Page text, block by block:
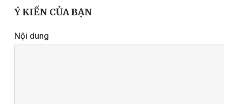
Ý KIẾN CỦA BẠN
Nội dung